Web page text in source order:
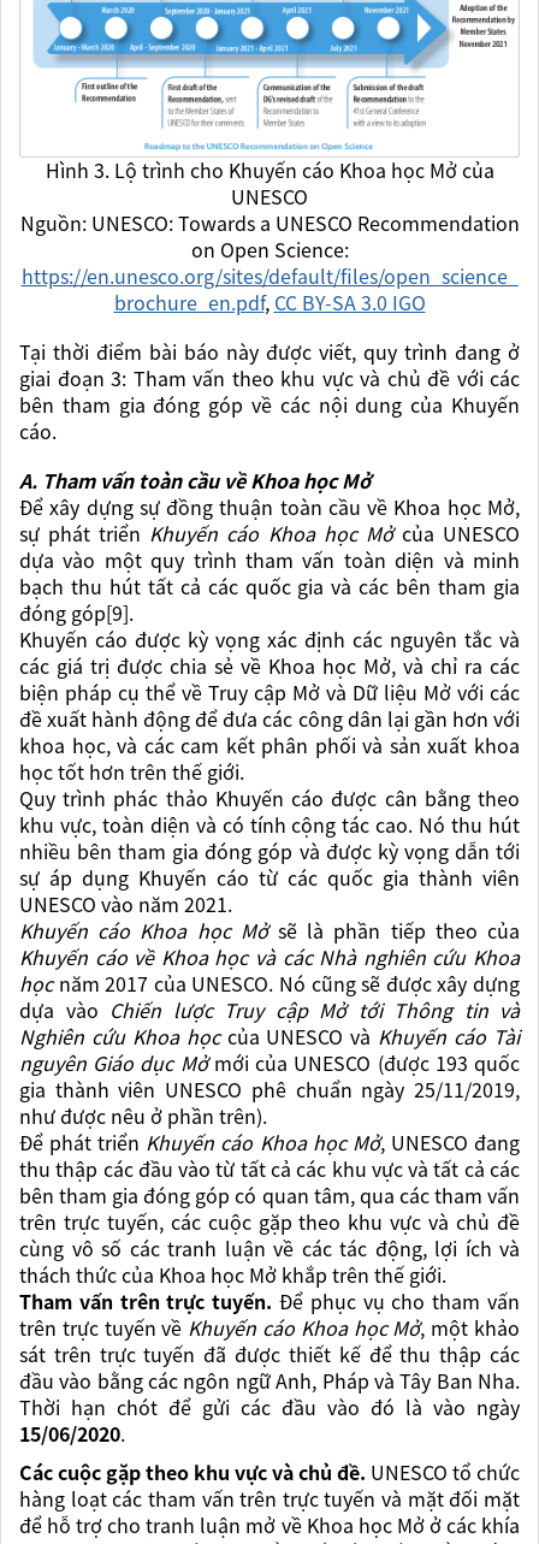
Hình 3. Lộ trình cho Khuyến cáo Khoa học Mở của
UNESCO
Nguồn: UNESCO: Towards a UNESCO Recommendation
on Open Science:
https://en.unesco.org/sites/default/files/open_science_
brochure_en.pdf, CC BY-SA 3.0 IGO
Tại thời điểm bài báo này được viết, quy trình đang ở
giai đoạn 3: Tham vấn theo khu vực và chủ đề với các
bên tham gia đóng góp về các nội dung của Khuyến
cáo.
A. Tham vấn toàn cầu về Khoa học Mở
Để xây dựng sự đồng thuận toàn cầu về Khoa học Mở,
sự phát triển Khuyến cáo Khoa học Mởcủa UNESCO
dựa vào một quy trình tham vấn toàn diện và minh
bạch thu hút tất cả các quốc gia và các bên tham gia
đóng góp[9].
Khuyến cáo được kỳ vọng xác định các nguyên tắc và
các giá trị được chia sẻ về Khoa học Mở, và chỉ ra các
biện pháp cụ thể về Truy cập Mở và Dữ liệu Mở với các
đề xuất hành động để đưa các công dân lại gần hơn với
khoa học, và các cam kết phân phối và sản xuất khoa
họctốt hơn trên thế giới.
Quy trình phác thảo Khuyến cáo được cân bằng theo
khu vực, toàn diện và có tính cộng tác cao. Nó thu hút
nhiều bên tham gia đóng góp và được kỳ vọng dẫn tới
sự áp dụng Khuyến cáo từ các quốc gia thành viên
UNESCO vào năm 2021.
Khuyến cáo Khoa học Mởsẽ là phần tiếp theo của
Khuyến cáo về Khoa học và các Nhà nghiên cứu Khoa
họcnăm 2017 của UNESCO. Nó cũng sẽ được xây dựng
dựa vào Chiến lược Truy cập Mở tới Thông tin và
Nghiên cứu Khoa họccủa UNESCO và Khuyến cáo Tài
nguyên Giáo dục Mởmới của UNESCO (được 193 quốc
gia thành viên UNESCO phê chuẩn ngày 25/11/2019,
như được nêu ở phần trên).
Để phát triển Khuyến cáo Khoa học Mở, UNESCO đang
thu thập các đầu vào từ tất cả các khu vực và tất cả các
bên tham gia đóng góp có quan tâm, qua các tham vấn
trên trực tuyến, các cuộc gặp theo khu vực và chủ đề
cùng vô số các tranh luận về các tác động, lợi ích và
thách thức của Khoa học Mở khắp trên thế giới.
Tham vấn trên trực tuyến. Để phục vụ cho tham vấn
trên trực tuyến về Khuyến cáo Khoa học Mở, một khảo
sát trên trực tuyến đã được thiết kế để thu thập các
đầu vào bằng các ngôn ngữ Anh, Pháp và Tây Ban Nha.
Thời hạn chót để gửi các đầu vào đó là vào ngày
15/06/2020.
Các cuộc gặp theo khu vực và chủ đề. UNESCO tổ chức
hàng loạt các tham vấn trên trực tuyến và mặt đối mặt
để hỗ trợ cho tranh luận mở về Khoa học Mở ở các khía